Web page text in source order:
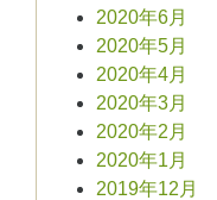
2020年6月
2020年5月
2020年4月
2020年3月
2020年2月
2020年1月
2019年12月